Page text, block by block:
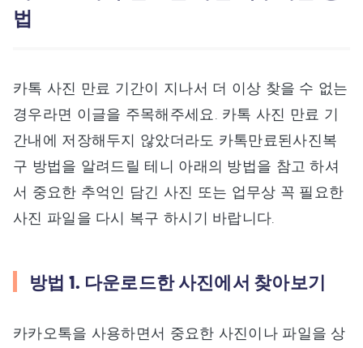
법
카톡 사진 만료 기간이 지나서 더 이상 찾을 수 없는
경우라면 이글을 주목해주세요. 카톡 사진 만료 기
간내에 저장해두지 않았더라도 카톡만료된사진복
구 방법을 알려드릴 테니 아래의 방법을 참고 하셔
서 중요한 추억인 담긴 사진 또는 업무상 꼭 필요한
사진 파일을 다시 복구 하시기 바랍니다.
방법 1. 다운로드한 사진에서 찾아보기
카카오톡을 사용하면서 중요한 사진이나 파일을 상